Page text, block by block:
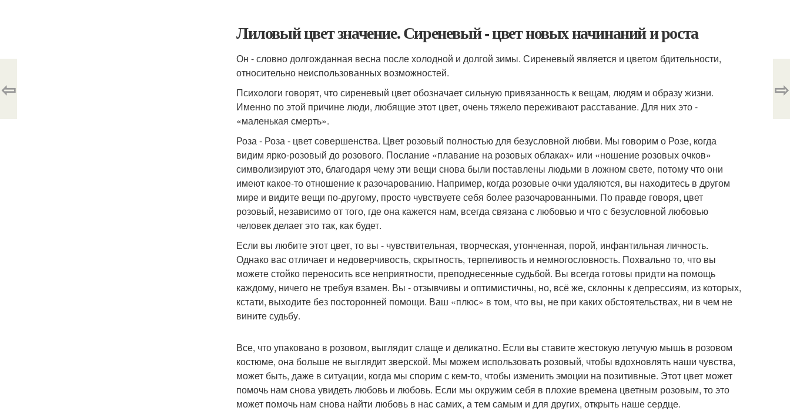
Лиловый цвет значение. Сиреневый - цвет новых начинаний и роста
Он - словно долгожданная весна после холодной и долгой зимы. Сиреневый является и цветом бдительности,
относительно неиспользованных возможностей.
Психологи говорят, что сиреневый цвет обозначает сильную привязанность к вещам, людям и образу жизни.
Именно по этой причине люди, любящие этот цвет, очень тяжело переживают расставание. Для них это -
«маленькая смерть».
Роза - Роза - цвет совершенства. Цвет розовый полностью для безусловной любви. Мы говорим о Розе, когда
видим ярко-розовый до розового. Послание «плавание на розовых облаках» или «ношение розовых очков»
символизируют это, благодаря чему эти вещи снова были поставлены людьми в ложном свете, потому что они
имеют какое-то отношение к разочарованию. Например, когда розовые очки удаляются, вы находитесь в другом
мире и видите вещи по-другому, просто чувствуете себя более разочарованными. По правде говоря, цвет
розовый, независимо от того, где она кажется нам, всегда связана с любовью и что с безусловной любовью
человек делает это так, как будет.
Если вы любите этот цвет, то вы - чувствительная, творческая, утонченная, порой, инфантильная личность.
Однако вас отличает и недоверчивость, скрытность, терпеливость и немногословность. Похвально то, что вы
можете стойко переносить все неприятности, преподнесенные судьбой. Вы всегда готовы придти на помощь
каждому, ничего не требуя взамен. Вы - отзывчивы и оптимистичны, но, всё же, склонны к депрессиям, из которых,
кстати, выходите без посторонней помощи. Ваш «плюс» в том, что вы, не при каких обстоятельствах, ни в чем не
вините судьбу.
Все, что упаковано в розовом, выглядит слаще и деликатно. Если вы ставите жестокую летучую мышь в розовом
костюме, она больше не выглядит зверской. Мы можем использовать розовый, чтобы вдохновлять наши чувства,
может быть, даже в ситуации, когда мы спорим с кем-то, чтобы изменить эмоции на позитивные. Этот цвет может
помочь нам снова увидеть любовь и любовь. Если мы окружим себя в плохие времена цветным розовым, то это
может помочь нам снова найти любовь в нас самих, а тем самым и для других, открыть наше сердце.
⇦ ⇨